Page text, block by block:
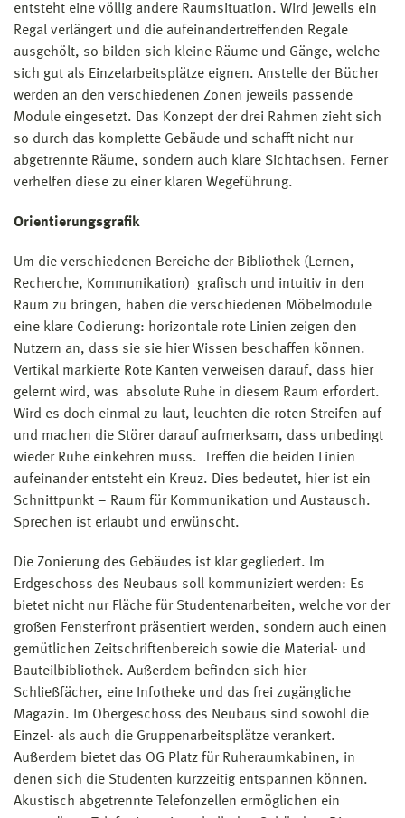
entsteht eine völlig andere Raumsituation. Wird jeweils ein
Regal verlängert und die aufeinandertreffenden Regale
ausgehölt, so bilden sich kleine Räume und Gänge, welche
sich gut als Einzelarbeitsplätze eignen. Anstelle der Bücher
werden an den verschiedenen Zonen jeweils passende
Module eingesetzt. Das Konzept der drei Rahmen zieht sich
so durch das komplette Gebäude und schafft nicht nur
abgetrennte Räume, sondern auch klare Sichtachsen. Ferner
verhelfen diese zu einer klaren Wegeführung.
Orientierungsgrafik
Um die verschiedenen Bereiche der Bibliothek (Lernen,
Recherche, Kommunikation) grafisch und intuitiv in den
Raum zu bringen, haben die verschiedenen Möbelmodule
eine klare Codierung: horizontale rote Linien zeigen den
Nutzern an, dass sie sie hier Wissen beschaffen können.
Vertikal markierte Rote Kanten verweisen darauf, dass hier
gelernt wird, was absolute Ruhe in diesem Raum erfordert.
Wird es doch einmal zu laut, leuchten die roten Streifen auf
und machen die Störer darauf aufmerksam, dass unbedingt
wieder Ruhe einkehren muss. Treffen die beiden Linien
aufeinander entsteht ein Kreuz. Dies bedeutet, hier ist ein
Schnittpunkt – Raum für Kommunikation und Austausch.
Sprechen ist erlaubt und erwünscht.
Die Zonierung des Gebäudes ist klar gegliedert. Im
Erdgeschoss des Neubaus soll kommuniziert werden: Es
bietet nicht nur Fläche für Studentenarbeiten, welche vor der
großen Fensterfront präsentiert werden, sondern auch einen
gemütlichen Zeitschriftenbereich sowie die Material- und
Bauteilbibliothek. Außerdem befinden sich hier
Schließfächer, eine Infotheke und das frei zugängliche
Magazin. Im Obergeschoss des Neubaus sind sowohl die
Einzel- als auch die Gruppenarbeitsplätze verankert.
Außerdem bietet das OG Platz für Ruheraumkabinen, in
denen sich die Studenten kurzzeitig entspannen können.
Akustisch abgetrennte Telefonzellen ermöglichen ein